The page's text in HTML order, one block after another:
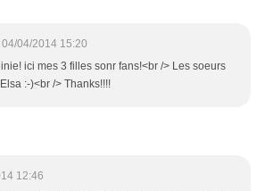
04/04/2014 15:20
ici mes 3 filles sonr fans!<br /> Les soeurs
:-)<br /> Thanks!!!!
12:46